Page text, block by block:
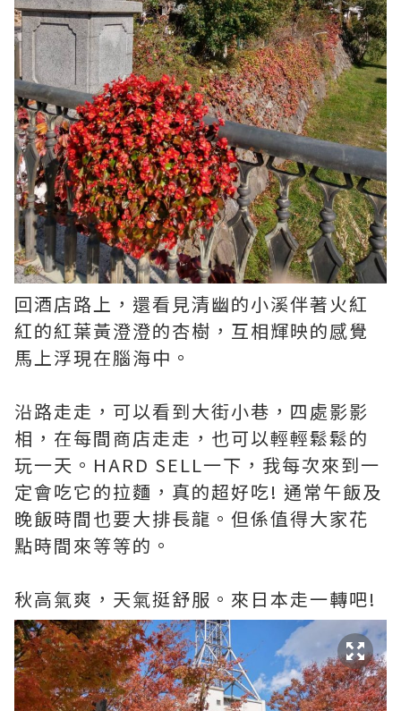
回酒店路上，還看見清幽的小溪伴著火紅
紅的紅葉黃澄澄的杏樹，互相輝映的感覺
馬上浮現在腦海中。
沿路走走，可以看到大街小巷，四處影影
相，在每間商店走走，也可以輕輕鬆鬆的
玩一天。HARD SELL一下，我每次來到一
定會吃它的拉麵，真的超好吃! 通常午飯及
晚飯時間也要大排長龍。但係值得大家花
點時間來等等的。
秋高氣爽，天氣挺舒服。來日本走一轉吧!